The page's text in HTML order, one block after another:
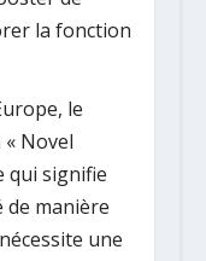
la fonction
le
Novel
qui signifie
de manière
une